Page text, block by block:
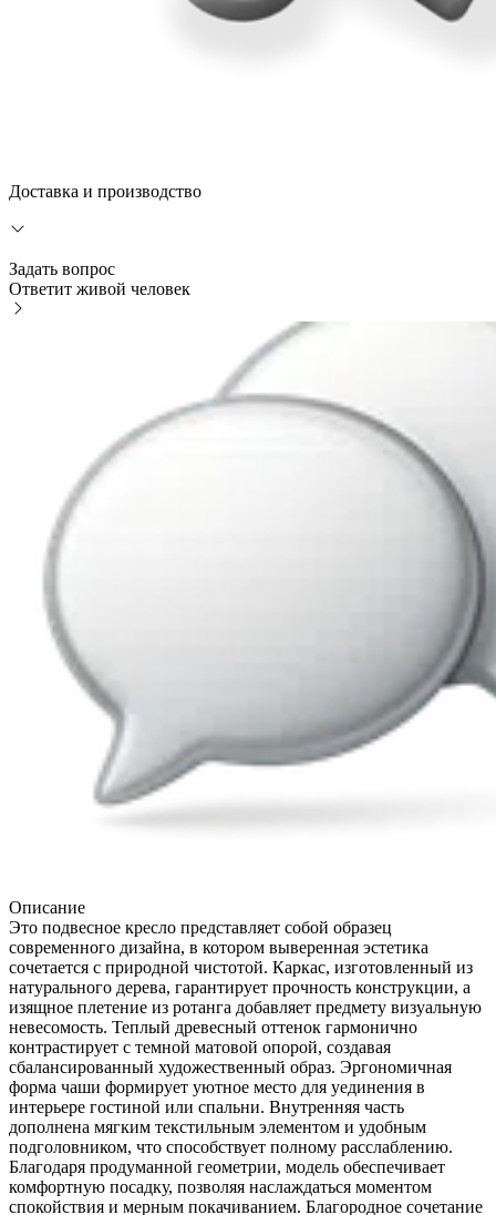
Доставка и производство
Задать вопрос
Ответит живой человек
Описание
Это подвесное кресло представляет собой образец
современного дизайна, в котором выверенная эстетика
сочетается с природной чистотой. Каркас, изготовленный из
натурального дерева, гарантирует прочность конструкции, а
изящное плетение из ротанга добавляет предмету визуальную
невесомость. Теплый древесный оттенок гармонично
контрастирует с темной матовой опорой, создавая
сбалансированный художественный образ. Эргономичная
форма чаши формирует уютное место для уединения в
интерьере гостиной или спальни. Внутренняя часть
дополнена мягким текстильным элементом и удобным
подголовником, что способствует полному расслаблению.
Благодаря продуманной геометрии, модель обеспечивает
комфортную посадку, позволяя наслаждаться моментом
спокойствия и мерным покачиванием. Благородное сочетание